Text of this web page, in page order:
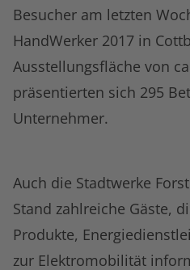
Besucher am letzten
HandWerker 2017 in
Ausstellungsfläche von
präsentierten sich 295
Unternehmer.
Auch die Stadtwerke
Stand zahlreiche Gäste,
Produkte,
zur Elektromobilität